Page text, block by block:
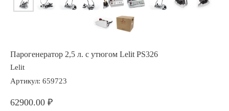
Парогенератор 2,5 л. с утюгом Lelit PS326
Lelit
Артикул: 659723
62900.00 ₽